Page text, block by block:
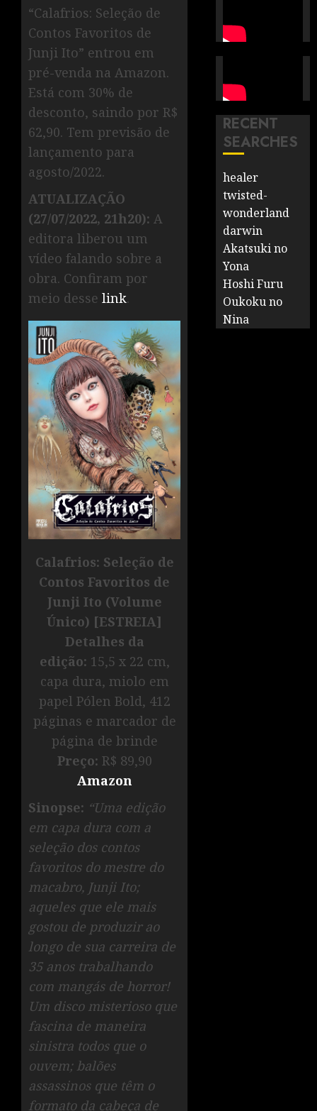
“Calafrios: Seleção de
Contos Favoritos de
Junji Ito” entrou em
pré-venda na Amazon.
Está com 30% de
desconto, saindo por R$
62,90. Tem previsão de
lançamento para
agosto/2022.
ATUALIZAÇÃO
(27/07/2022, 21h20): A
editora liberou um
vídeo falando sobre a
obra. Confiram por
meio desse link.
Calafrios: Seleção de
Contos Favoritos de
Junji Ito (Volume
Único) [ESTREIA]
Detalhes da
edição: 15,5 x 22 cm,
capa dura, miolo em
papel Pólen Bold, 412
páginas e marcador de
página de brinde
Preço: R$ 89,90
Amazon
Sinopse: “Uma edição
em capa dura com a
seleção dos contos
favoritos do mestre do
macabro, Junji Ito;
aqueles que ele mais
gostou de produzir ao
longo de sua carreira de
35 anos trabalhando
com mangás de horror!
Um disco misterioso que
fascina de maneira
sinistra todos que o
ouvem; balões
assassinos que têm o
formato da cabeça de
RECENT
SEARCHES
healer
twisted-
wonderland
darwin
Akatsuki no
Yona
Hoshi Furu
Oukoku no
Nina